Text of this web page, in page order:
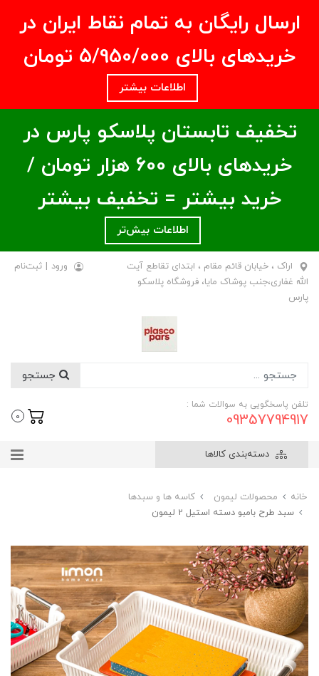
ارسال رایگان به تمام نقاط ایران در
خریدهای بالای ۵/950/000 تومان
اطلاعات بیشتر
تخفیف تابستان پلاسکو پارس در
خریدهای بالای ۶00 هزار تومان /
خرید بیشتر = تخفیف بیشتر
اطلاعات بیش‌تر
اراک ، خیابان قائم مقام ، ابتدای تقاطع آیت
الله غفاری،جنب پوشاک مایا، فروشگاه پلاسکو
پارس
ورود | ثبت‌نام
تلفن پاسخگویی به سوالات شما :
09357794917
0
دسته‌بندی کالاها
خانه محصولات لیمون
کاسه ها و سبدها
سبد طرح بامبو دسته استیل 2 لیمون